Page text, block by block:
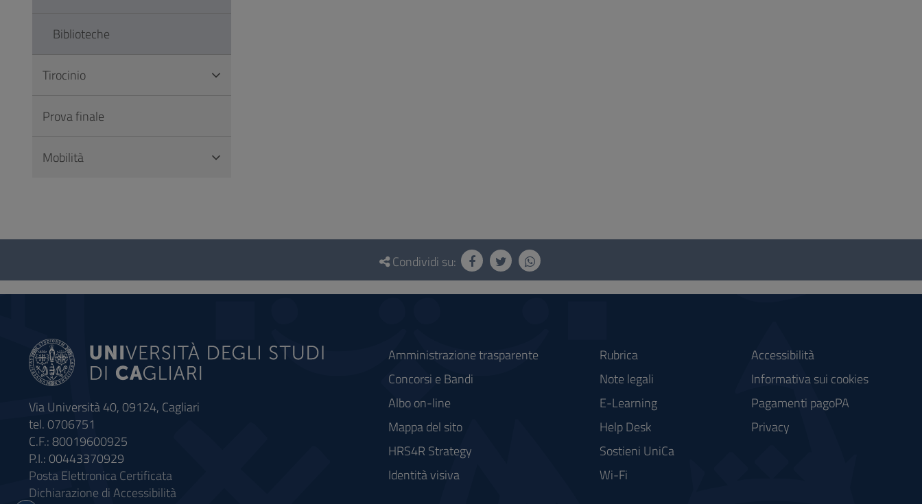
Biblioteche
Tirocinio
Prova finale
Mobilità
Questionario
social
Condividi su:
Via Università 40, 09124, Cagliari
tel. 0706751
C.F.: 80019600925
P.I.: 00443370929
Posta Elettronica Certificata
Dichiarazione di Accessibilità
Amministrazione trasparente
Concorsi e Bandi
Albo on-line
Mappa del sito
HRS4R Strategy
Identità visiva
Rubrica
Note legali
E-Learning
Help Desk
Sostieni UniCa
Wi-Fi
Accessibilità
Informativa sui cookies
Pagamenti pagoPA
Privacy